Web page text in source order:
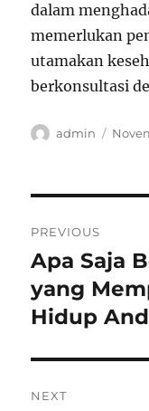
dalam
memerlukan
utamakan
berkonsultasi
Author
admin
PREVIOUS
Previous
post:
Apa Saja
yang
Hidup
NEXT